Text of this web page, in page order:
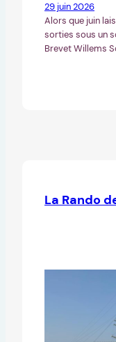
29 juin 2026
Alors que juin
sorties sous un
Brevet Willems
La Rando